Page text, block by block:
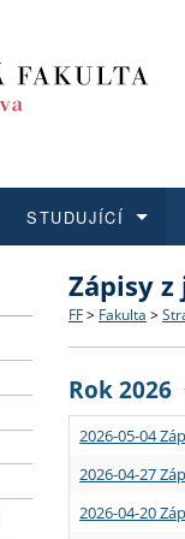
Struktura
Strategie
Podpora
Co
Učitelské
STUDUJÍCÍ
Rigorózní
O vědě a
Granty a
Aktuální
Zápisy
FF > Fakulta >
Rok 2026
2026-05-04
2026-04-27
2026-04-20